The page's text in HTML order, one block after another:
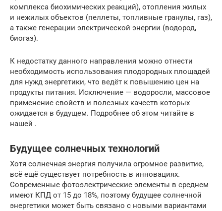
комплекса биохимических реакций), отопления жилых
и нежилых объектов (пеллеты, топливные гранулы, газ),
а также генерации электрической энергии (водород,
биогаз).
К недостатку данного направления можно отнести
необходимость использования плодородных площадей
для нужд энергетики, что ведёт к повышению цен на
продукты питания. Исключение — водоросли, массовое
применение свойств и полезных качеств которых
ожидается в будущем. Подробнее об этом читайте в
нашей .
Будущее солнечных технологий
Хотя солнечная энергия получила огромное развитие,
всё ещё существует потребность в инновациях.
Современные фотоэлектрические элементы в среднем
имеют КПД от 15 до 18%, поэтому будущее солнечной
энергетики может быть связано с новыми вариантами